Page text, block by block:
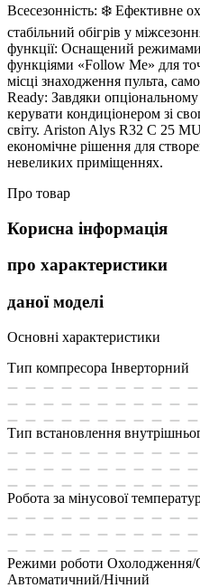
Всесезонність: ❄️ Ефективне
стабільний обігрів у
функції: Оснащений
функціями «Follow Me» для
місці знаходження пульта,
Ready: Завдяки
керувати кондиціонером зі
світу. Ariston Alys R32 C 25
економічне рішення для
невеликих приміщеннях.
Про товар
Корисна інформація
про характеристики
даної моделі
Основні характеристики
Тип компресора Інверторний
Тип встановлення
Робота за мінусової
Режими роботи Охолодження/
Автоматичний/Нічний